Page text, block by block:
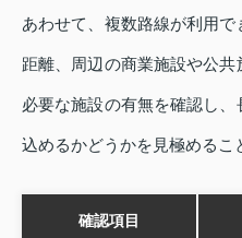
あわせて、複数路線が利用
距離、周辺の商業施設や公
必要な施設の有無を確認し
込めるかどうかを見極めるこ
確認項目